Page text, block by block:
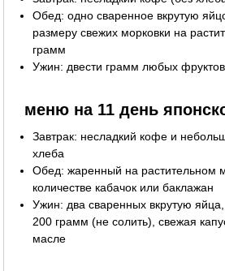
Обед: одно сваренное вкрутую
размеру свежих морковки на
грамм
Ужин: двести грамм любых фруктов
меню на 11 день
Завтрак: несладкий кофе и
хлеба
Обед: жаренный на растительном
количестве кабачок или баклажан
Ужин: два сваренных вкрутую
200 грамм (не солить), свежая
масле